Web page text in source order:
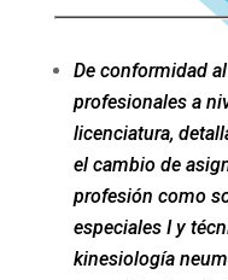
De conformidad
profesionales a
licenciatura,
el cambio de
profesión como
especiales I y
kinesiología